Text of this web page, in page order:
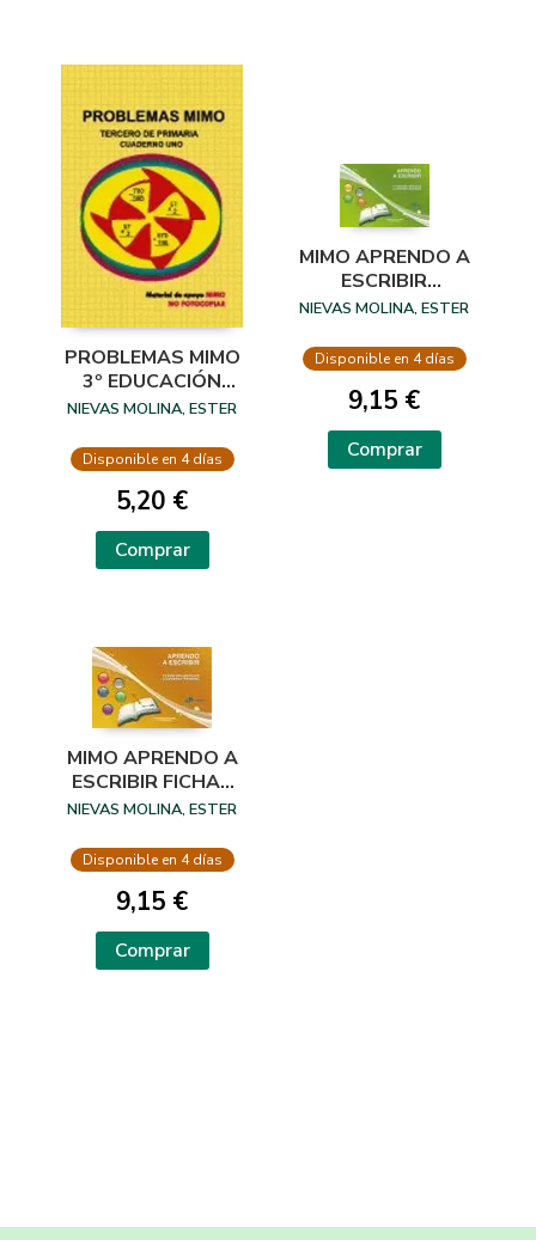
PROBLEMAS MIMO
3º EDUCACIÓN
PRIMARIA.
NIEVAS MOLINA, ESTER
Disponible en 4 días
5,20 €
Comprar
MIMO APRENDO A
ESCRIBIR
CUADERNO 2
NIEVAS MOLINA, ESTER
Disponible en 4 días
9,15 €
Comprar
MIMO APRENDO A
ESCRIBIR FICHAS
DE LENGUAJE 1
NIEVAS MOLINA, ESTER
Disponible en 4 días
9,15 €
Comprar